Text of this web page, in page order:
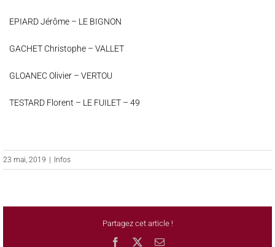
EPIARD Jérôme – LE BIGNON
GACHET Christophe – VALLET
GLOANEC Olivier – VERTOU
TESTARD Florent – LE FUILET – 49
23 mai, 2019 | Infos
Partagez cet article !
Facebook Email